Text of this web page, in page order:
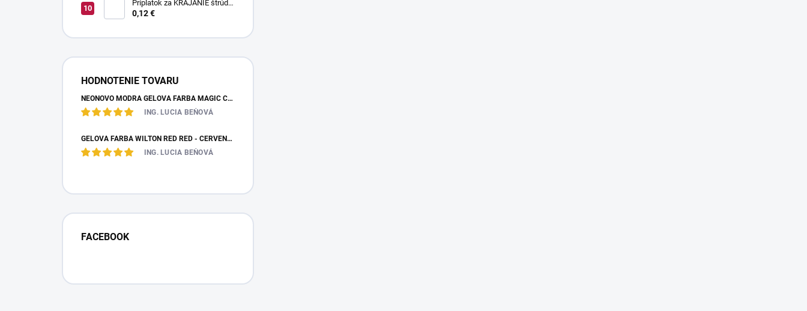
Príplatok za KRÁJANIE štrúdle
(1 ks) - zvoľte len pri osobnom
0,12 €
HODNOTENIE TOVARU
NEÓNOVO MODRÁ GELOVÁ FARBA MAGIC COLOURS – JEDLÁ FARBA 32G
ING. LUCIA BEŇOVÁ
GÉLOVÁ FARBA WILTON RED RED - ČERVENÁ 28,35 G
ING. LUCIA BEŇOVÁ
FACEBOOK